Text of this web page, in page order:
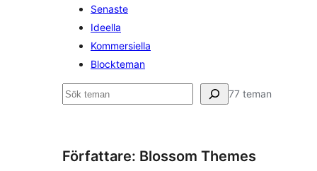
Senaste
Ideella
Kommersiella
Blockteman
Sök 77 teman
Författare: Blossom Themes